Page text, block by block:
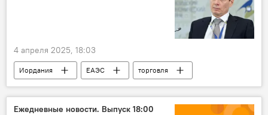
4 апреля 2025, 18:03
Иордания ЕАЭС
торговля
соглашение
Андрей Слепнев
ЕЭК
Ежедневные новости. Выпуск 18:00